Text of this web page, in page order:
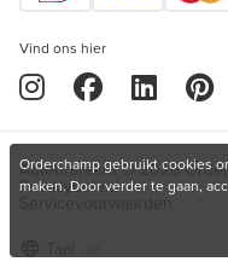
Vind ons hier
Auteursrecht © 2026
Privacybeleid
Orderchamp gebruikt cookies
maken. Door verder te gaan,